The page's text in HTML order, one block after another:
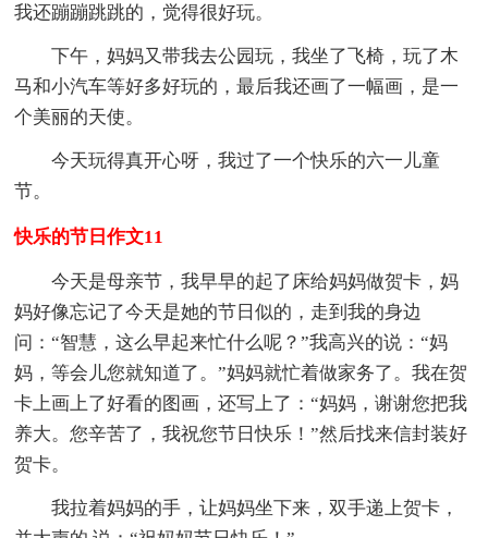
我还蹦蹦跳跳的，觉得很好玩。
下午，妈妈又带我去公园玩，我坐了飞椅，玩了木
马和小汽车等好多好玩的，最后我还画了一幅画，是一
个美丽的天使。
今天玩得真开心呀，我过了一个快乐的六一儿童
节。
快乐的节日作文11
今天是母亲节，我早早的起了床给妈妈做贺卡，妈
妈好像忘记了今天是她的节日似的，走到我的身边
问：“智慧，这么早起来忙什么呢？”我高兴的说：“妈
妈，等会儿您就知道了。”妈妈就忙着做家务了。我在贺
卡上画上了好看的图画，还写上了：“妈妈，谢谢您把我
养大。您辛苦了，我祝您节日快乐！”然后找来信封装好
贺卡。
我拉着妈妈的手，让妈妈坐下来，双手递上贺卡，